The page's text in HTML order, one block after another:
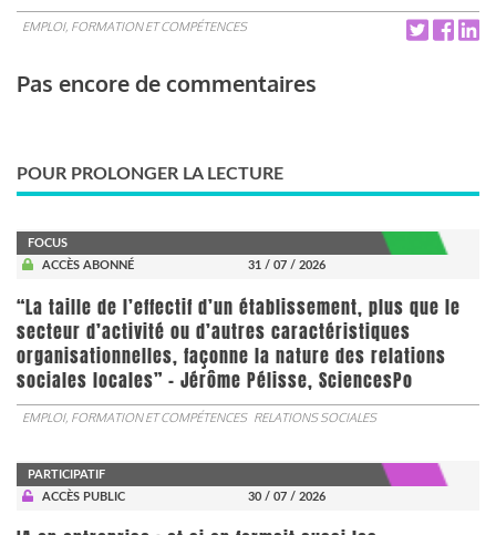
EMPLOI, FORMATION ET COMPÉTENCES
Pas encore de commentaires
POUR PROLONGER LA LECTURE
FOCUS
ACCÈS ABONNÉ
31 / 07 / 2026
“La taille de l’effectif d’un établissement, plus que le
secteur d’activité ou d’autres caractéristiques
organisationnelles, façonne la nature des relations
sociales locales” - Jérôme Pélisse, SciencesPo
EMPLOI, FORMATION ET COMPÉTENCES RELATIONS SOCIALES
PARTICIPATIF
ACCÈS PUBLIC
30 / 07 / 2026